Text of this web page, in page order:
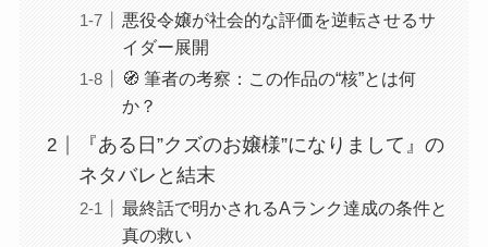
悪役令嬢が社会的な評価を逆転させるサ
イダー展開
🧭 筆者の考察：この作品の“核”とは何
か？
『ある日”クズのお嬢様”になりまして』の
ネタバレと結末
最終話で明かされるAランク達成の条件と
真の救い